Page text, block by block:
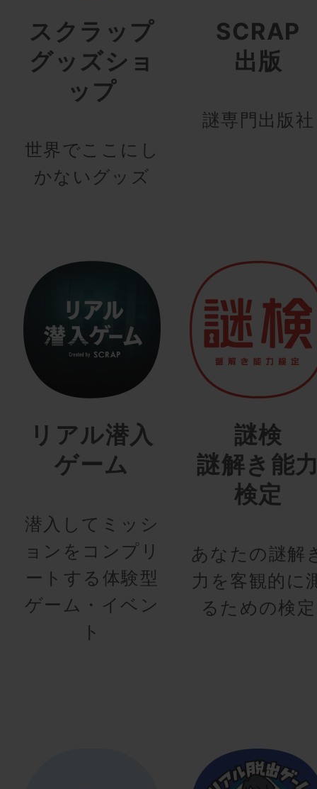
スクラップ
グッズショ
ップ
世界でここにし
かないグッズ
SCRAP
出版
謎専門出版社
リアル潜入
ゲーム
潜入してミッシ
ョンをコンプリ
ートする体験型
ゲーム・イベン
ト
謎検
謎解き能
検定
あなたの謎解
力を客観的に
るための検定